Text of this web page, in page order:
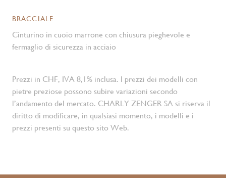
BRACCIALE
Cinturino in cuoio marrone con chiusura pieghevole e
fermaglio di sicurezza in acciaio
Prezzi in CHF, IVA 8,1% inclusa. I prezzi dei modelli con
pietre preziose possono subire variazioni secondo
l’andamento del mercato. CHARLY ZENGER SA si riserva il
diritto di modificare, in qualsiasi momento, i modelli e i
prezzi presenti su questo sito Web.